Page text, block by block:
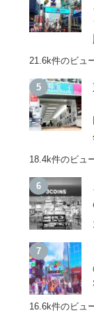
21.6k件のビュ
18.4k件のビュ
16.6k件のビュ